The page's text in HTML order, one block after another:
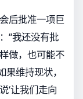
后批准一项巨
“我还没有批
做，也可能不
维持现状，
‘让我们走向